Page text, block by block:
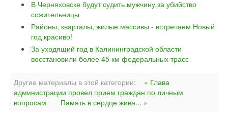
В Черняховске будут судить мужчину за убийство
сожительницы
Районы, кварталы, жилые массивы - встречаем Новый
год красиво!
За уходящий год в Калининградской области
восстановили более 45 км федеральных трасс
Другие материалы в этой категории:
« Глава
администрации провел прием граждан по личным
вопросам
Память в сердце жива... »